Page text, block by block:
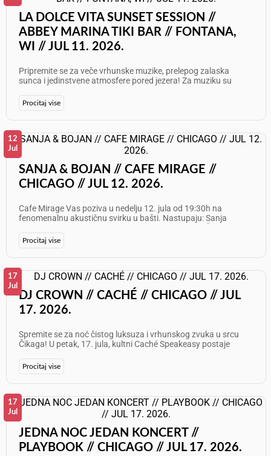
elegancija susreće sa modernim klupskim zvukom. Lokacija:
Caché Speakeasy Adresa: 1446 N Wells St, Chicago, IL 60610
Telefon: 312 374 8588 Rezervišite svoje mesto na vreme i
budite deo najtraženije subote u gradu!
LA DOLCE VITA SUNSET SESSION //
ABBEY MARINA TIKI BAR // FONTANA,
WI // JUL 11. 2026.
Pripremite se za veče vrhunske muzike, prelepog zalaska
sunca i jedinstvene atmosfere pored jezera! Za muziku su
nezaboravno letnje veče. Subota, 11. jul19:00 – 23:00Abbey
Marina Tiki Bar271 Fontana Blvd, Fontana-on-Geneva Lake, WI
Uživajte u vrhunskim koktelima, prelepom ambijentu i pravoj
letnjoj energiji na jednom od najlepših mesta u okolini. Vidimo
se na La Dolce Vita Sunset Session! Želimo Vam odličan
Procitaj vise
SANJA & BOJAN // CAFE MIRAGE //
CHICAGO // JUL 12. 2026.
Cafe Mirage Vas poziva u nedelju 12. jula od 19:30h na
fenomenalnu akustičnu svirku u bašti. Nastupaju: Sanja
odličan provod!
Procitaj vise
12
Jul
DJ CROWN // CACHÉ // CHICAGO // JUL
17. 2026.
Spremite se za noć čistog luksuza i vrhunskog zvuka u srcu
Čikaga! U petak, 17. jula, kultni Caché Speakeasy postaje
CROWN. Uživajte u sofisticiranom ambijentu, vrhunskim
koktelima i ritmovima koji ne dozvoljavaju stajanje. Ovo nije
samo izlazak, već doživljaj koji se pamti! Datum: Petak, 17. jul
2026. Vreme: 10 PM – 2 AM Izvođač: DJ CROWN (Live Set)
Atmosfera: Speakeasy Chic &amp; High Energy Beats Dođite
da osetite energiju skrivene dragulj-lokacije u Čikagu gde se
elegancija susreće sa modernim klupskim zvukom. Lokacija:
Caché Speakeasy Adresa: 1446 N Wells St, Chicago, IL 60610
Telefon: 312 374 8588 Rezervišite svoje mesto na vreme i
budite deo najtraženije subote u gradu!
Procitaj vise
17
Jul
JEDNA NOC JEDAN KONCERT //
PLAYBOOK // CHICAGO // JUL 17. 2026.
17
Jul